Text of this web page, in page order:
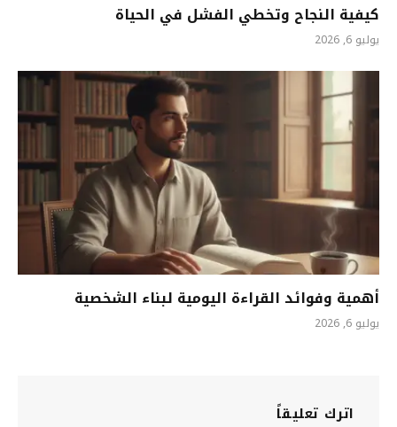
كيفية النجاح وتخطي الفشل في الحياة
يوليو 6, 2026
أهمية وفوائد القراءة اليومية لبناء الشخصية
يوليو 6, 2026
اترك تعليقاً